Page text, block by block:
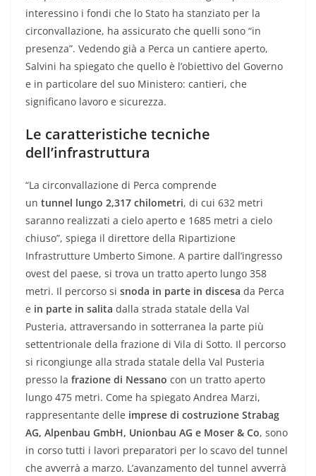
interessino i fondi che lo Stato ha stanziato per la
circonvallazione, ha assicurato che quelli sono “in
presenza”. Vedendo già a Perca un cantiere aperto,
Salvini ha spiegato che quello è l’obiettivo del Governo
e in particolare del suo Ministero: cantieri, che
significano lavoro e sicurezza.
Le caratteristiche tecniche
dell’infrastruttura
“La circonvallazione di Perca comprende
un tunnel lungo 2,317 chilometri, di cui 632 metri
saranno realizzati a cielo aperto e 1685 metri a cielo
chiuso”, spiega il direttore della Ripartizione
Infrastrutture Umberto Simone. A partire dall’ingresso
ovest del paese, si trova un tratto aperto lungo 358
metri. Il percorso si snoda in parte in discesa da Perca
e in parte in salita dalla strada statale della Val
Pusteria, attraversando in sotterranea la parte più
settentrionale della frazione di Vila di Sotto. Il percorso
si ricongiunge alla strada statale della Val Pusteria
presso la frazione di Nessano con un tratto aperto
lungo 475 metri. Come ha spiegato Andrea Marzi,
rappresentante delle imprese di costruzione Strabag
AG, Alpenbau GmbH, Unionbau AG e Moser & Co, sono
in corso tutti i lavori preparatori per lo scavo del tunnel
che avverrà a marzo. L’avanzamento del tunnel avverrà